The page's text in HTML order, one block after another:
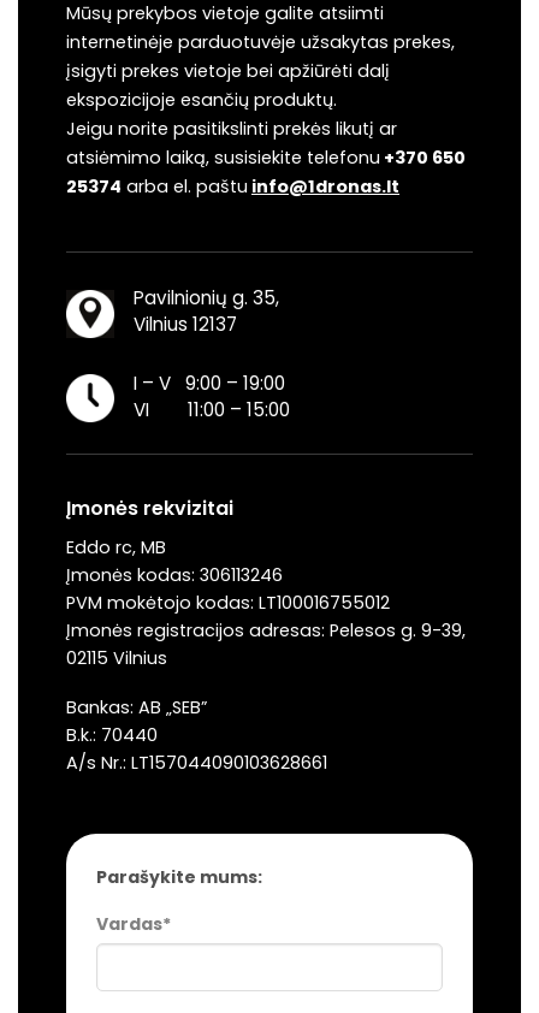
Mūsų prekybos vietoje galite atsiimti
internetinėje parduotuvėje užsakytas prekes,
įsigyti prekes vietoje bei apžiūrėti dalį
ekspozicijoje esančių produktų.
Jeigu norite pasitikslinti prekės likutį ar
atsiėmimo laiką, susisiekite telefonu +370 650
25374 arba el. paštu info@1dronas.lt
Pavilnionių g. 35,
Vilnius 12137
I – V 9:00 – 19:00
VI 11:00 – 15:00
Įmonės rekvizitai
Eddo rc, MB
Įmonės kodas: 306113246
PVM mokėtojo kodas: LT100016755012
Įmonės registracijos adresas: Pelesos g. 9-39,
02115 Vilnius
Bankas: AB „SEB”
B.k.: 70440
A/s Nr.: LT157044090103628661
Parašykite mums:
Vardas*